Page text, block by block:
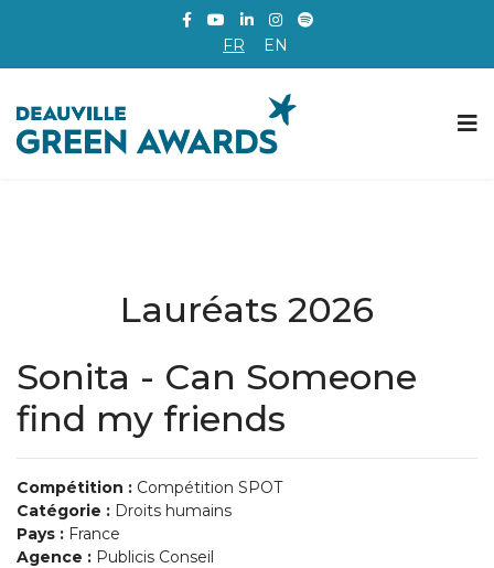
FR EN
Lauréats 2026
Sonita - Can Someone
find my friends
Compétition : Compétition SPOT
Catégorie : Droits humains
Pays : France
Agence : Publicis Conseil